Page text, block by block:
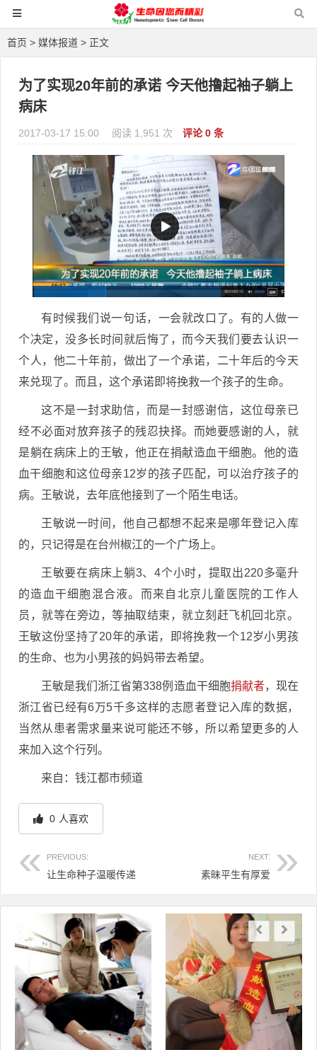
首页 > 媒体报道 > 正文
为了实现20年前的承诺 今天他撸起袖子躺上
病床
2017-03-17 15:00 阅读 1,951 次 评论 0 条
有时候我们说一句话，一会就改口了。有的人做一
个决定，没多长时间就后悔了，而今天我们要去认识一
个人，他二十年前，做出了一个承诺，二十年后的今天
来兑现了。而且，这个承诺即将挽救一个孩子的生命。
这不是一封求助信，而是一封感谢信，这位母亲已
经不必面对放弃孩子的残忍抉择。而她要感谢的人，就
是躺在病床上的王敏，他正在捐献造血干细胞。他的造
血干细胞和这位母亲12岁的孩子匹配，可以治疗孩子的
病。王敏说，去年底他接到了一个陌生电话。
王敏说一时间，他自己都想不起来是哪年登记入库
的，只记得是在台州椒江的一个广场上。
王敏要在病床上躺3、4个小时，提取出220多毫升
的造血干细胞混合液。而来自北京儿童医院的工作人
员，就等在旁边，等抽取结束，就立刻赶飞机回北京。
王敏这份坚持了20年的承诺，即将挽救一个12岁小男孩
的生命、也为小男孩的妈妈带去希望。
王敏是我们浙江省第338例造血干细胞捐献者，现在
浙江省已经有6万5千多这样的志愿者登记入库的数据，
当然从患者需求量来说可能还不够，所以希望更多的人
来加入这个行列。
来自：钱江都市频道
0 人喜欢
PREVIOUS:
让生命种子温暖传递
NEXT:
素昧平生有厚爱
文章导航